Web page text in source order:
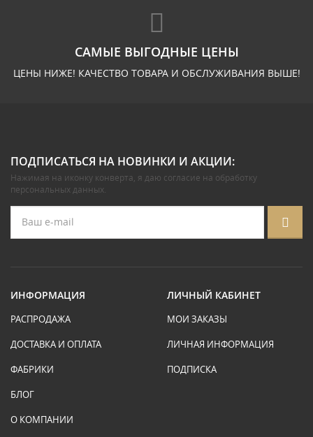
САМЫЕ ВЫГОДНЫЕ ЦЕНЫ
ЦЕНЫ НИЖЕ! КАЧЕСТВО ТОВАРА И ОБСЛУЖИВАНИЯ ВЫШЕ!
ПОДПИСАТЬСЯ НА НОВИНКИ И АКЦИИ:
Нажимая на иконку конверта, я даю согласие на обработку
персональных данных.
ИНФОРМАЦИЯ
РАСПРОДАЖА
ДОСТАВКА И ОПЛАТА
ФАБРИКИ
БЛОГ
О КОМПАНИИ
ЛИЧНЫЙ КАБИНЕТ
МОИ ЗАКАЗЫ
ЛИЧНАЯ ИНФОРМАЦИЯ
ПОДПИСКА